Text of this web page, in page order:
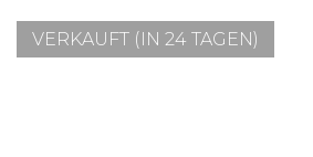
VERKAUFT (IN 24 TAGEN)